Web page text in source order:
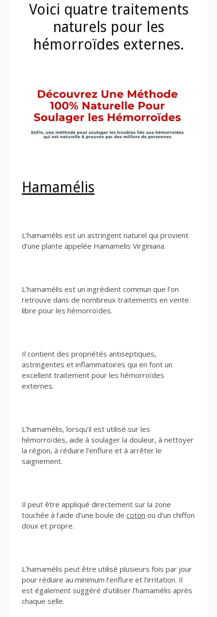
Voici quatre traitements
naturels pour les
hémorroïdes externes.
Hamamélis
L’hamamélis est un astringent naturel qui provient
d’une plante appelée Hamamelis Virginiana.
L’hamamélis est un ingrédient commun que l’on
retrouve dans de nombreux traitements en vente
libre pour les hémorroïdes.
Il contient des propriétés antiseptiques,
astringentes et inflammatoires qui en font un
excellent traitement pour les hémorroïdes
externes.
L’hamamélis, lorsqu’il est utilisé sur les
hémorroïdes, aide à soulager la douleur, à nettoyer
la région, à réduire l’enflure et à arrêter le
saignement.
Il peut être appliqué directement sur la zone
touchée à l’aide d’une boule de coton ou d’un chiffon
doux et propre.
L’hamamélis peut être utilisé plusieurs fois par jour
pour réduire au minimum l’enflure et l’irritation. Il
est également suggéré d’utiliser l’hamamélis après
chaque selle.